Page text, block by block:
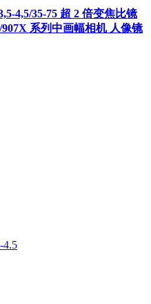
4,5/35-75 超 2 倍变焦比镜
系列中画幅相机 人像镜